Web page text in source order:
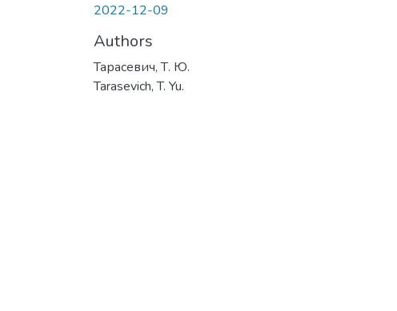
2022-12-09
Authors
Тарасевич, Т. Ю.
Tarasevich, T. Yu.